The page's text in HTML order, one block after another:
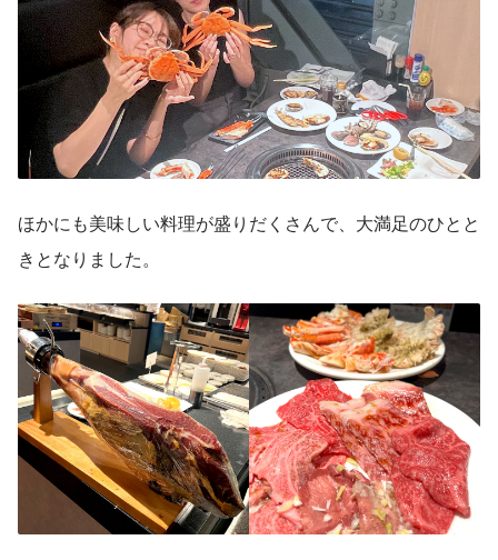
ほかにも美味しい料理が盛りだくさんで、大満足のひとと
きとなりました。